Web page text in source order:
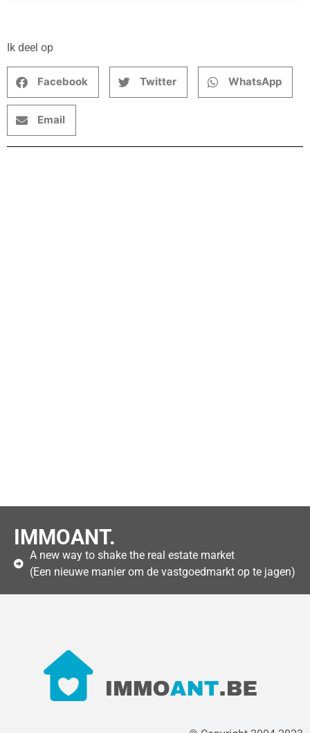
Ik deel op
Facebook Twitter WhatsApp
Email
IMMOANT.
A new way to shake the real estate market
(Een nieuwe manier om de vastgoedmarkt op te jagen)